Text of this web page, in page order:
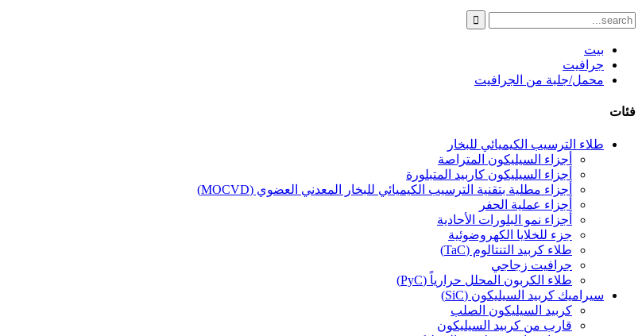
بيت
جرافيت
محمل/جلبة من الجرافيت
فئات
طلاء الترسيب الكيميائي للبخار
أجزاء السيليكون المتراصة
أجزاء السيليكون كاربيد المتبلورة
أجزاء مطلية بتقنية الترسيب الكيميائي للبخار المعدني العضوي (MOCVD)
أجزاء عملية الحفر
أجزاء نمو البلورات الأحادية
جزء للخلايا الكهروضوئية
طلاء كربيد التنتالوم (TaC)
جرافيت زجاجي
طلاء الكربون المحلل حرارياً (PyC)
سيراميك كربيد السيليكون (SiC)
كربيد السيليكون الصلب
قارب من كربيد السيليكون